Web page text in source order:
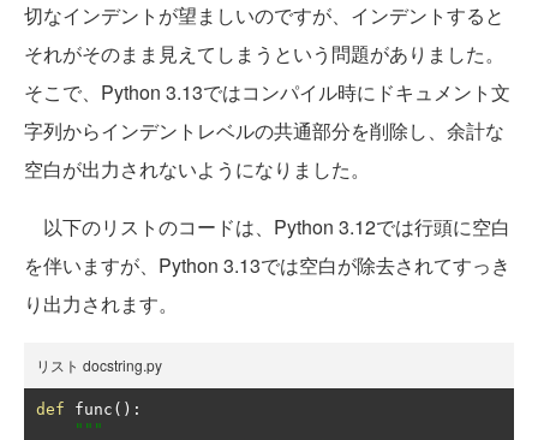
切なインデントが望ましいのですが、インデントすると
それがそのまま見えてしまうという問題がありました。
そこで、Python 3.13ではコンパイル時にドキュメント文
字列からインデントレベルの共通部分を削除し、余計な
空白が出力されないようになりました。
以下のリストのコードは、Python 3.12では行頭に空白
を伴いますが、Python 3.13では空白が除去されてすっき
り出力されます。
リスト docstring.py
def func ():
"""